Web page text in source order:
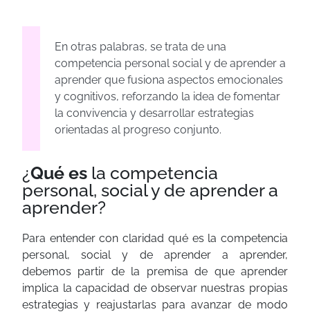
En otras palabras, se trata de una
competencia personal social y de aprender a
aprender que fusiona aspectos emocionales
y cognitivos, reforzando la idea de fomentar
la convivencia y desarrollar estrategias
orientadas al progreso conjunto.
¿Qué es la competencia
personal, social y de aprender a
aprender?
Para entender con claridad qué es la competencia
personal, social y de aprender a aprender,
debemos partir de la premisa de que aprender
implica la capacidad de observar nuestras propias
estrategias y reajustarlas para avanzar de modo